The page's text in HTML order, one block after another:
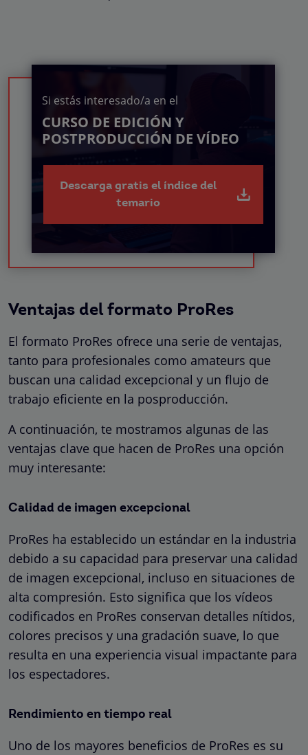
Si estás interesado/a en el
CURSO DE EDICIÓN Y
POSTPRODUCCIÓN DE VÍDEO
Descarga gratis el índice del
temario
Ventajas del formato ProRes
El formato ProRes ofrece una serie de ventajas,
tanto para profesionales como amateurs que
buscan una calidad excepcional y un flujo de
trabajo eficiente en la posproducción.
A continuación, te mostramos algunas de las
ventajas clave que hacen de ProRes una opción
muy interesante:
Calidad de imagen excepcional
ProRes ha establecido un estándar en la industria
debido a su capacidad para preservar una calidad
de imagen excepcional, incluso en situaciones de
alta compresión. Esto significa que los vídeos
codificados en ProRes conservan detalles nítidos,
colores precisos y una gradación suave, lo que
resulta en una experiencia visual impactante para
los espectadores.
Rendimiento en tiempo real
Uno de los mayores beneficios de ProRes es su